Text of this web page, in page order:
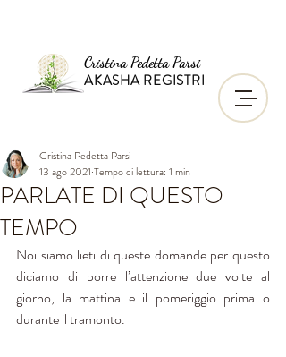
Cristina Pedetta Parsi
AKASHA REGISTRI
PARLATE DI QUESTO
TEMPO
Cristina Pedetta Parsi
13 ago 2021 Tempo di lettura: 1 min
Noi siamo lieti di queste domande per questo
diciamo di porre l’attenzione due volte al
giorno, la mattina e il pomeriggio prima o
durante il tramonto.